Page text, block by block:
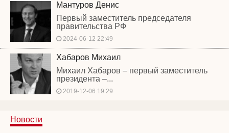
Мантуров Денис
Первый заместитель председателя
правительства РФ
2024-06-12 22:49
Хабаров Михаил
Михаил Хабаров – первый заместитель
президента –...
2019-12-06 19:29
Новости